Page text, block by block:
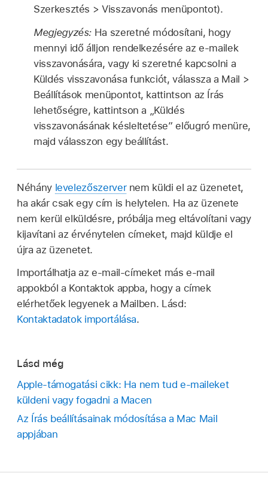
Szerkesztés > Visszavonás menüpontot).
Megjegyzés: Ha szeretné módosítani, hogy
mennyi idő álljon rendelkezésére az e-mailek
visszavonására, vagy ki szeretné kapcsolni a
Küldés visszavonása funkciót, válassza a Mail >
Beállítások menüpontot, kattintson az Írás
lehetőségre, kattintson a „Küldés
visszavonásának késleltetése” előugró menüre,
majd válasszon egy beállítást.
Néhány levelezőszervernem küldi el az üzenetet,
ha akár csak egy cím is helytelen. Ha az üzenete
nem kerül elküldésre, próbálja meg eltávolítani vagy
kijavítani az érvénytelen címeket, majd küldje el
újra az üzenetet.
Importálhatja az e-mail-címeket más e-mail
appokból a Kontaktok appba, hogy a címek
elérhetőek legyenek a Mailben. Lásd:
Kontaktadatok importálása.
Lásd még
Apple-támogatási cikk: Ha nem tud e‑maileket
küldeni vagy fogadni a Macen
Az Írás beállításainak módosítása a Mac Mail
appjában